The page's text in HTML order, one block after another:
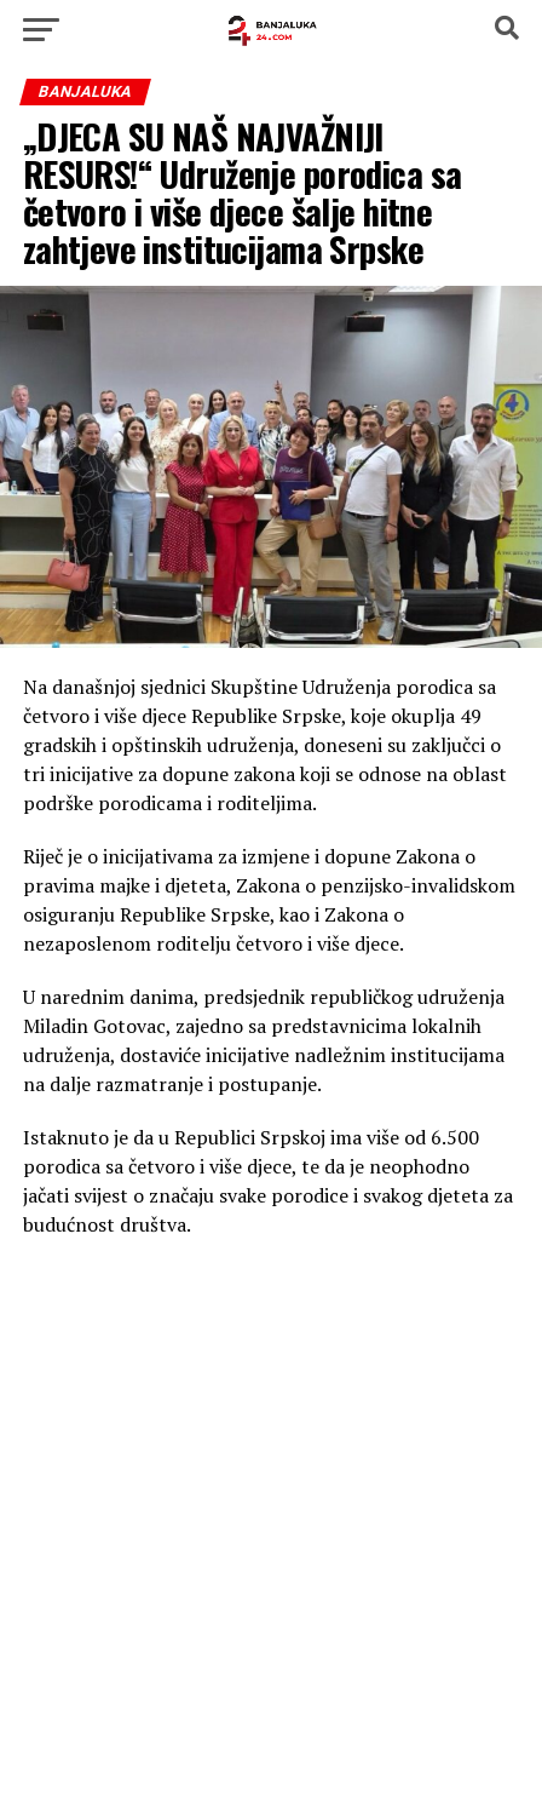
BANJALUKA
„DJECA SU NAŠ NAJVAŽNIJI
RESURS!“ Udruženje porodica sa
četvoro i više djece šalje hitne
zahtjeve institucijama Srpske
Na današnjoj sjednici Skupštine Udruženja porodica sa
četvoro i više djece Republike Srpske, koje okuplja 49
gradskih i opštinskih udruženja, doneseni su zaključci o
tri inicijative za dopune zakona koji se odnose na oblast
podrške porodicama i roditeljima.
Riječ je o inicijativama za izmjene i dopune Zakona o
pravima majke i djeteta, Zakona o penzijsko-invalidskom
osiguranju Republike Srpske, kao i Zakona o
nezaposlenom roditelju četvoro i više djece.
U narednim danima, predsjednik republičkog udruženja
Miladin Gotovac, zajedno sa predstavnicima lokalnih
udruženja, dostaviće inicijative nadležnim institucijama
na dalje razmatranje i postupanje.
Istaknuto je da u Republici Srpskoj ima više od 6.500
porodica sa četvoro i više djece, te da je neophodno
jačati svijest o značaju svake porodice i svakog djeteta za
budućnost društva.